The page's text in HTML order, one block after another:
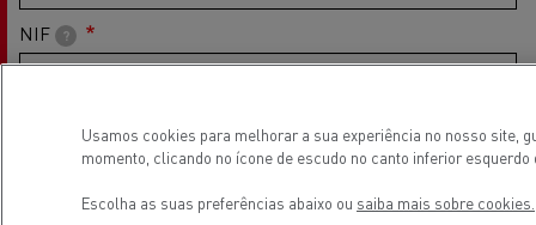
NIF ?
Código-postalUsamos cookies para melhorar a sua experiência no nosso site,
momento, clicando no ícone de escudo no canto inferior esquerdo
Escolha as suas preferências abaixo ou saiba mais sobre cookies.